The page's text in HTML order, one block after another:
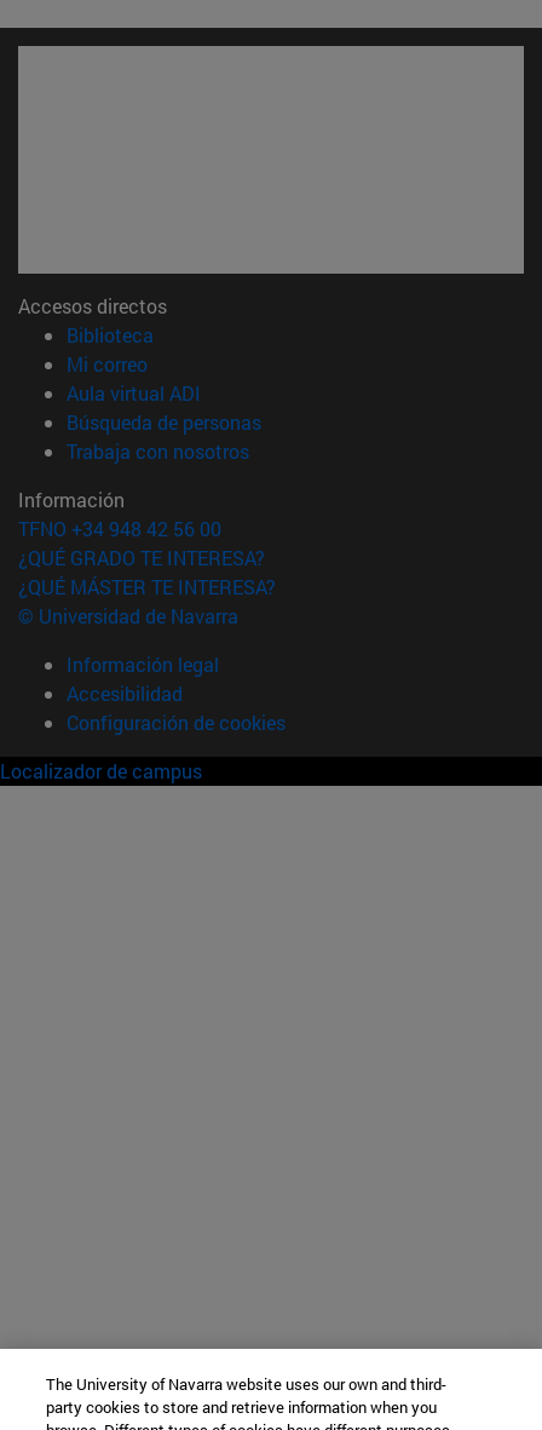
Accesos directos
Biblioteca
Mi correo(abre en nueva ventana)
Aula virtual ADI
Búsqueda de personas(abre en nueva ventana)
Trabaja con nosotros(abre en nueva ventana)
Información
TFNO +34 948 42 56 00
¿QUÉ GRADO TE INTERESA?
¿QUÉ MÁSTER TE INTERESA?
© Universidad de Navarra
Información legal
Accesibilidad
Configuración de cookies
Localizador de campus
The University of Navarra website uses our own and third-
party cookies to store and retrieve information when you